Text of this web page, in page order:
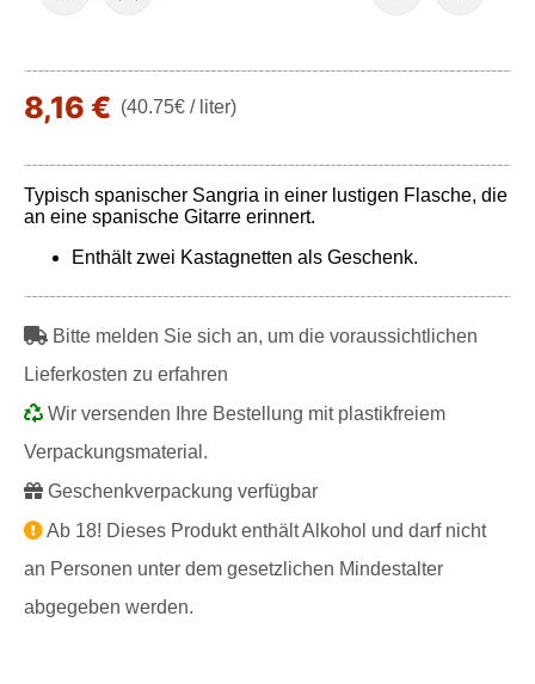
8,16 € (40.75€ / liter)
Typisch spanischer Sangria in einer lustigen Flasche, die
an eine spanische Gitarre erinnert.
Enthält zwei Kastagnetten als Geschenk.
Bitte melden Sie sich an, um die voraussichtlichen
Lieferkosten zu erfahren
Wir versenden Ihre Bestellung mit plastikfreiem
Verpackungsmaterial.
Geschenkverpackung verfügbar
Ab 18! Dieses Produkt enthält Alkohol und darf nicht
an Personen unter dem gesetzlichen Mindestalter
abgegeben werden.